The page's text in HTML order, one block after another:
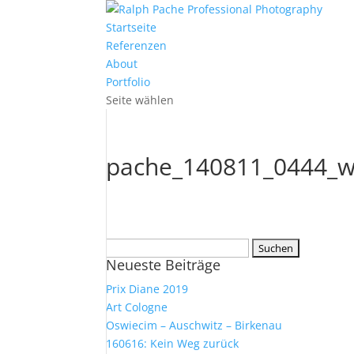
Startseite
Referenzen
About
Portfolio
Seite wählen
nach:
Neueste Beiträge
Prix Diane 2019
Art Cologne
Oswiecim – Auschwitz – Birkenau
160616: Kein Weg zurück